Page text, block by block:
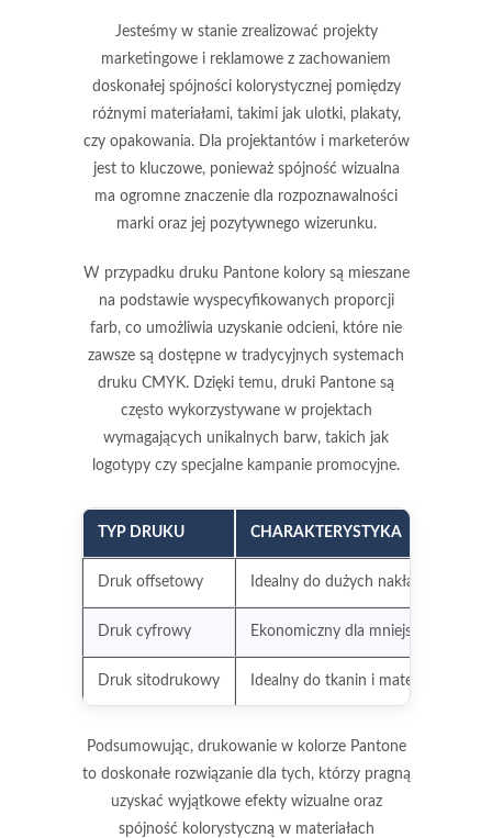
Jesteśmy w stanie zrealizować projekty
marketingowe i reklamowe z zachowaniem
doskonałej spójności kolorystycznej pomiędzy
różnymi materiałami, takimi jak ulotki, plakaty,
czy opakowania. Dla projektantów i marketerów
jest to kluczowe, ponieważ spójność wizualna
ma ogromne znaczenie dla rozpoznawalności
marki oraz jej pozytywnego wizerunku.
W przypadku druku Pantone kolory są mieszane
na podstawie wyspecyfikowanych proporcji
farb, co umożliwia uzyskanie odcieni, które nie
zawsze są dostępne w tradycyjnych systemach
druku CMYK. Dzięki temu, druki Pantone są
często wykorzystywane w projektach
wymagających unikalnych barw, takich jak
logotypy czy specjalne kampanie promocyjne.
TYP DRUKU CHARAKTERYSTYKA
Druk offsetowy Idealny do dużych nakładów,
Druk cyfrowy Ekonomiczny dla mniejszych
Druk sitodrukowy Idealny do tkanin i materiałów
Podsumowując, drukowanie w kolorze Pantone
to doskonałe rozwiązanie dla tych, którzy pragną
uzyskać wyjątkowe efekty wizualne oraz
spójność kolorystyczną w materiałach